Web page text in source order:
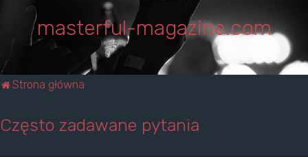
masterful-magazine.com
Strona główna
Często zadawane pytania